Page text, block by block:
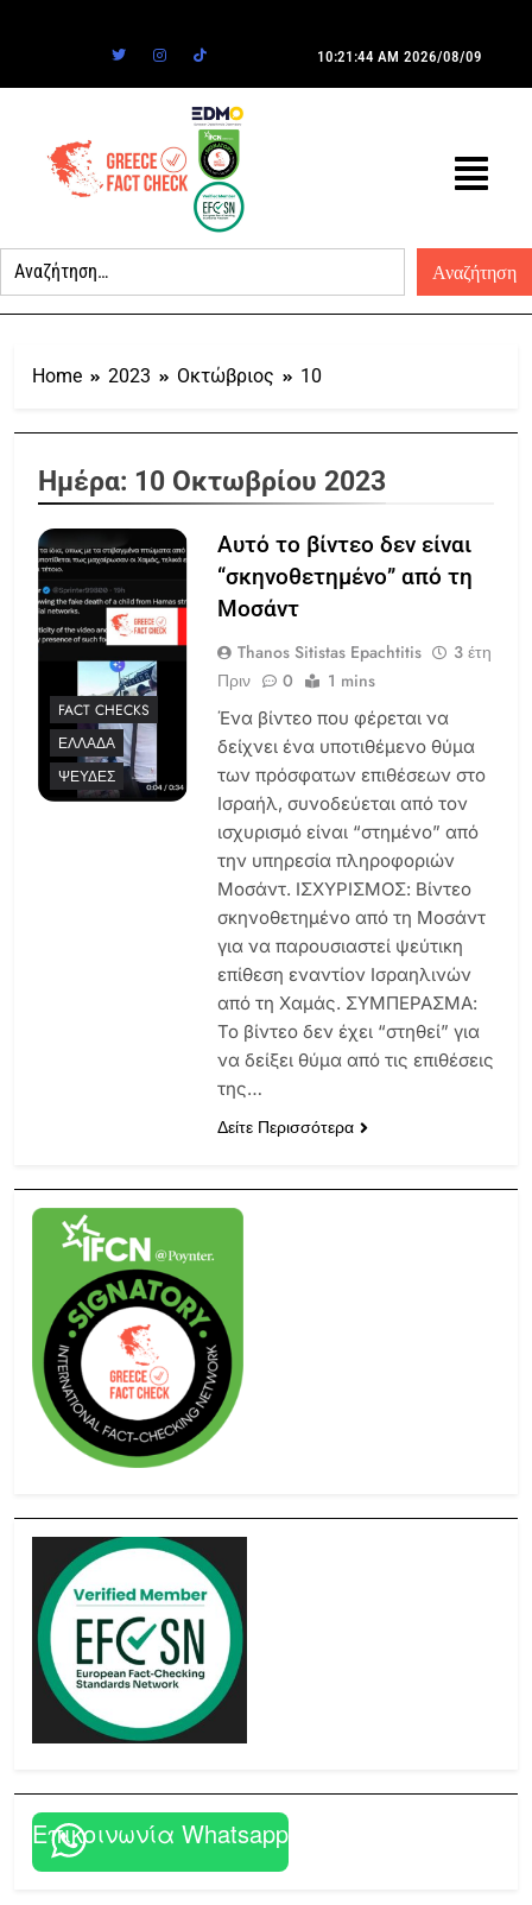
10:21:44 AM 2026/08/09
Home 2023 Οκτώβριος 10
Ημέρα: 10 Οκτωβρίου 2023
FACT CHECKS
ΕΛΛΆΔΑ
ΨΕΥΔΈΣ
Αυτό το βίντεο δεν είναι
“σκηνοθετημένο” από τη
Μοσάντ
Thanos Sitistas Epachtitis
3 έτη
Πριν
0 1 mins
Ένα βίντεο που φέρεται να
δείχνει ένα υποτιθέμενο θύμα
των πρόσφατων επιθέσεων στο
Ισραήλ, συνοδεύεται από τον
ισχυρισμό είναι “στημένο” από
την υπηρεσία πληροφοριών
Μοσάντ. ΙΣΧΥΡΙΣΜΟΣ: Βίντεο
σκηνοθετημένο από τη Μοσάντ
για να παρουσιαστεί ψεύτικη
επίθεση εναντίον Ισραηλινών
από τη Χαμάς. ΣΥΜΠΕΡΑΣΜΑ:
Το βίντεο δεν έχει “στηθεί” για
να δείξει θύμα από τις επιθέσεις
της…
Δείτε Περισσότερα
Επικοινωνία Whatsapp